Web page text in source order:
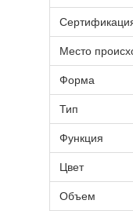
Место
Форма
Тип
Функция
Цвет
Объем